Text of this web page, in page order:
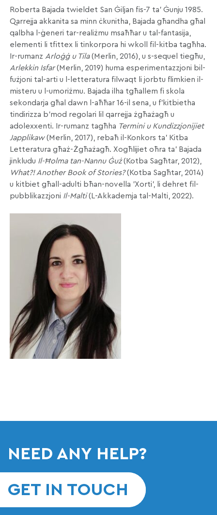
Roberta Bajada twieldet San Ġiljan fis-7 ta’ Ġunju 1985.
Qarrejja akkanita sa minn ċkunitha, Bajada għandha għal
qalbha l-ġeneri tar-realiżmu msaħħar u tal-fantasija,
elementi li tfittex li tinkorpora hi wkoll fil-kitba tagħha.
Ir-rumanz Arloġġ u Tila(Merlin, 2016), u s-sequel tiegħu,
Arlekkin Isfar(Merlin, 2019) huma esperimentazzjoni bil-
fużjoni tal-arti u l-letteratura filwaqt li jorbtu flimkien il-
misteru u l-umoriżmu. Bajada ilha tgħallem fi skola
sekondarja għal dawn l-aħħar 16-il sena, u f’kitbietha
tindirizza b’mod regolari lil qarrejja żgħażagħ u
adolexxenti. Ir-rumanz tagħha Termini u Kundizzjonijiet
Japplikaw(Merlin, 2017), rebaħ il-Konkors ta’ Kitba
Letteratura għaż-Żgħażagħ. Xogħlijiet oħra ta’ Bajada
jinkludu Il-Ħolma tan-Nannu Ġuż(Kotba Sagħtar, 2012),
What?! Another Book of Stories?(Kotba Sagħtar, 2014)
u kitbiet għall-adulti bħan-novella 'Xorti', li dehret fil-
pubblikazzjoni Il-Malti(L-Akkademja tal-Malti, 2022).
NEED ANY HELP?
GET IN TOUCH